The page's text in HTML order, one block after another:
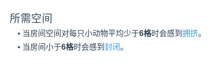
所需空间
    • 当房间空间对每只小动物平均少于
6格时会感到 拥挤。
    • 当房间小于
6格时会感到 封闭。